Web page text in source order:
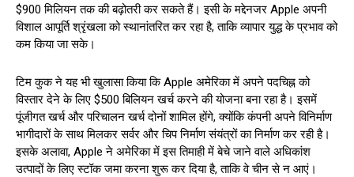
$900 मिलियन तक की बढ़ोतरी कर सकते हैं। इसी के मद्देनजर Apple अपनी
विशाल आपूर्ति श्रृंखला को स्थानांतरित कर रहा है, ताकि व्यापार युद्ध के प्रभाव को
कम किया जा सके।
टिम कुक ने यह भी खुलासा किया कि Apple अमेरिका में अपने पदचिह्न को
विस्तार देने के लिए $500 बिलियन खर्च करने की योजना बना रहा है। इसमें
पूंजीगत खर्च और परिचालन खर्च दोनों शामिल होंगे, क्योंकि कंपनी अपने विनिर्माण
भागीदारों के साथ मिलकर सर्वर और चिप निर्माण संयंत्रों का निर्माण कर रही है।
इसके अलावा, Apple ने अमेरिका में इस तिमाही में बेचे जाने वाले अधिकांश
उत्पादों के लिए स्टॉक जमा करना शुरू कर दिया है, ताकि वे चीन से न आएं।